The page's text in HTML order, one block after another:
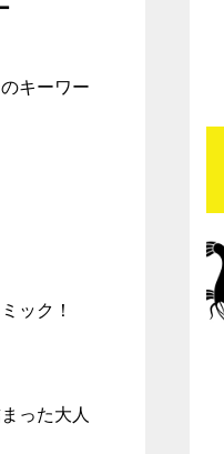
キーワー
ック！
った大人